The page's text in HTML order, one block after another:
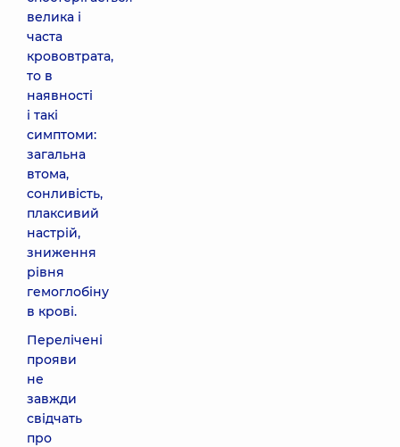
велика і
часта
крововтрата,
то в
наявності
і такі
симптоми:
загальна
втома,
сонливість,
плаксивий
настрій,
зниження
рівня
гемоглобіну
в крові.
Перелічені
прояви
не
завжди
свідчать
про